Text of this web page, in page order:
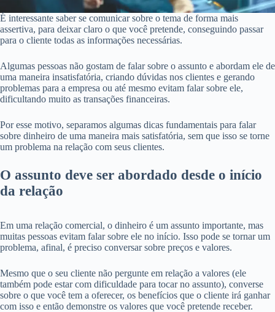
É interessante saber se comunicar sobre o tema de forma mais
assertiva, para deixar claro o que você pretende, conseguindo passar
para o cliente todas as informações necessárias.
Algumas pessoas não gostam de falar sobre o assunto e abordam ele de
uma maneira insatisfatória, criando dúvidas nos clientes e gerando
problemas para a empresa ou até mesmo evitam falar sobre ele,
dificultando muito as transações financeiras.
Por esse motivo, separamos algumas dicas fundamentais para falar
sobre dinheiro de uma maneira mais satisfatória, sem que isso se torne
um problema na relação com seus clientes.
O assunto deve ser abordado desde o início
da relação
Em uma relação comercial, o dinheiro é um assunto importante, mas
muitas pessoas evitam falar sobre ele no início. Isso pode se tornar um
problema, afinal, é preciso conversar sobre preços e valores.
Mesmo que o seu cliente não pergunte em relação a valores (ele
também pode estar com dificuldade para tocar no assunto), converse
sobre o que você tem a oferecer, os benefícios que o cliente irá ganhar
com isso e então demonstre os valores que você pretende receber.